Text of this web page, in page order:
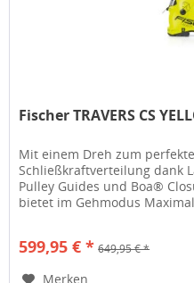
Fischer TRAVERS CS
Mit einem Dreh zum
Schließkraftverteilung dank
Pulley Guides und Boa®
bietet im Gehmodus
599,95 € * 649,95 € *
Merken